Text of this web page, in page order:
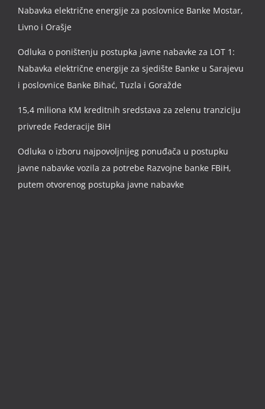
Nabavka električne energije za poslovnice Banke Mostar,
Livno i Orašje
Odluka o poništenju postupka javne nabavke za LOT 1:
Nabavka električne energije za sjedište Banke u Sarajevu
i poslovnice Banke Bihać, Tuzla i Goražde
15,4 miliona KM kreditnih sredstava za zelenu tranziciju
privrede Federacije BiH
Odluka o izboru najpovoljnijeg ponuđača u postupku
javne nabavke vozila za potrebe Razvojne banke FBiH,
putem otvorenog postupka javne nabavke